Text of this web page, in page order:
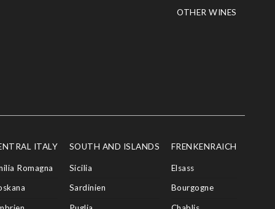
OTHER WINES
ITALY
Romagna
SOUTH AND ISLANDS
Sicilia
Sardinien
FRENKENRAICH
Elsass
Bourgogne